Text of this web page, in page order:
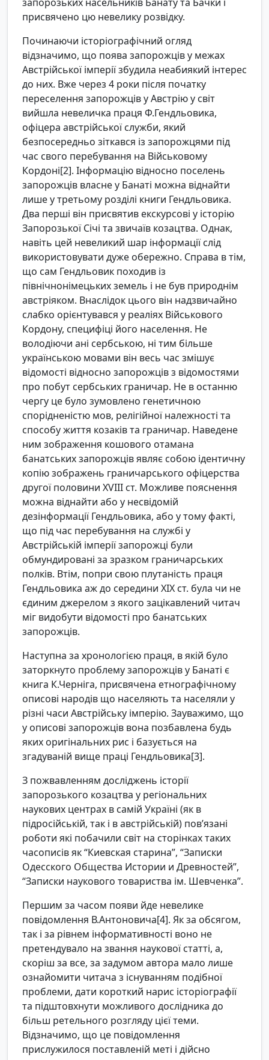
присвячено цю невелику розвідку.
Починаючи історіографічний огляд
відзначимо, що поява запорожців у межах
Австрійської імперії збудила неабиякий інтерес
до них. Вже через 4 роки після початку
переселення запорожців у Австрію у світ
вийшла невеличка праця Ф.Гендльовика,
офіцера австрійської служби, який
безпосередньо зіткався із запорожцями під
час свого перебування на Військовому
Кордоні[2]. Інформацію відносно поселень
запорожців власне у Банаті можна віднайти
лише у третьому розділі книги Гендльовика.
Два перші він присвятив екскурсові у історію
Запорозької Січі та звичаїв козацтва. Однак,
навіть цей невеликий шар інформації слід
використовувати дуже обережно. Справа в тім,
що сам Гендльовик походив із
північнонімецьких земель і не був природнім
австріяком. Внаслідок цього він надзвичайно
слабко орієнтувався у реаліях Військового
Кордону, специфіці його населення. Не
володіючи ані сербською, ні тим більше
українською мовами він весь час змішує
відомості відносно запорожців з відомостями
про побут сербських граничар. Не в останню
чергу це було зумовлено генетичною
спорідненістю мов, релігійної належності та
способу життя козаків та граничар. Наведене
ним зображення кошового отамана
банатських запорожців являє собою ідентичну
копію зображень граничарського офіцерства
другої половини XVIII ст. Можливе пояснення
можна віднайти або у несвідомій
дезінформації Гендльовика, або у тому факті,
що під час перебування на службі у
Австрійській імперії запорожці були
обмундировані за зразком граничарських
полків. Втім, попри свою плутаність праця
Гендльовика аж до середини ХІХ ст. була чи не
єдиним джерелом з якого зацікавлений читач
міг видобути відомості про банатських
запорожців.
Наступна за хронологією праця, в якій було
заторкнуто проблему запорожців у Банаті є
книга К.Черніга, присвячена етнографічному
описові народів що населяють та населяли у
різні часи Австрійську імперію. Зауважимо, що
у описові запорожців вона позбавлена будь
яких оригінальних рис і базується на
згадуваній вище праці Гендльовика[3].
З пожвавленням досліджень історії
запорозького козацтва у регіональних
наукових центрах в самій Україні (як в
підросійській, так і в австрійській) пов’язані
роботи які побачили світ на сторінках таких
часописів як “Киевская старина”, “Записки
Одесского Общества Истории и Древностей”,
“Записки наукового товариства ім. Шевченка”.
Першим за часом появи йде невелике
повідомлення В.Антоновича[4]. Як за обсягом,
так і за рівнем інформативності воно не
претендувало на звання наукової статті, а,
скоріш за все, за задумом автора мало лише
ознайомити читача з існуванням подібної
проблеми, дати короткий нарис історіографії
та підштовхнути можливого дослідника до
більш ретельного розгляду цієї теми.
Відзначимо, що це повідомлення
прислужилося поставленій меті і дійсно